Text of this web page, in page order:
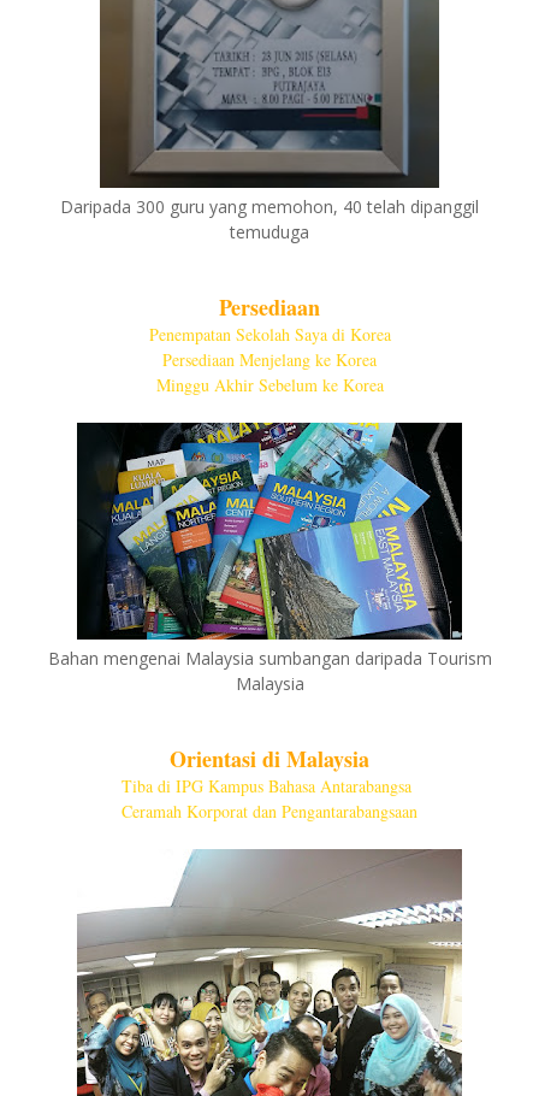
Daripada 300 guru yang memohon, 40 telah dipanggil
temuduga
Persediaan
Penempatan Sekolah Saya di Korea
Persediaan Menjelang ke Korea
Minggu Akhir Sebelum ke Korea
Bahan mengenai Malaysia sumbangan daripada Tourism
Malaysia
Orientasi di Malaysia
Tiba di IPG Kampus Bahasa Antarabangsa
Ceramah Korporat dan Pengantarabangsaan